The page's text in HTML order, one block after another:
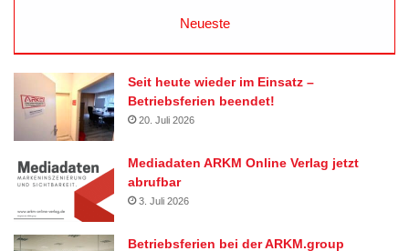
Neueste
Seit heute wieder im Einsatz –
Betriebsferien beendet!
20. Juli 2026
Mediadaten ARKM Online Verlag jetzt
abrufbar
3. Juli 2026
Betriebsferien bei der ARKM.group